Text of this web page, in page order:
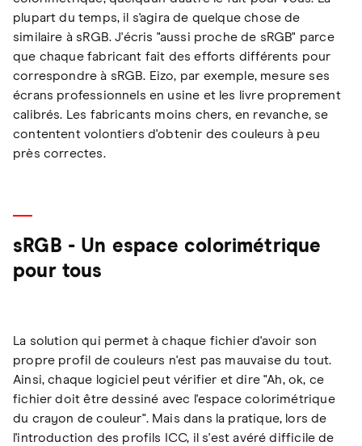
plupart du temps, il s'agira de quelque chose de
similaire à sRGB. J'écris "aussi proche de sRGB" parce
que chaque fabricant fait des efforts différents pour
correspondre à sRGB. Eizo, par exemple, mesure ses
écrans professionnels en usine et les livre proprement
calibrés. Les fabricants moins chers, en revanche, se
contentent volontiers d'obtenir des couleurs à peu
près correctes.
sRGB - Un espace colorimétrique
pour tous
La solution qui permet à chaque fichier d'avoir son
propre profil de couleurs n'est pas mauvaise du tout.
Ainsi, chaque logiciel peut vérifier et dire "Ah, ok, ce
fichier doit être dessiné avec l'espace colorimétrique
du crayon de couleur". Mais dans la pratique, lors de
l'introduction des profils ICC, il s'est avéré difficile de